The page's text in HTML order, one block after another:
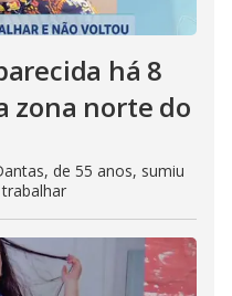
há 8
zona norte do
de 55 anos, sumiu